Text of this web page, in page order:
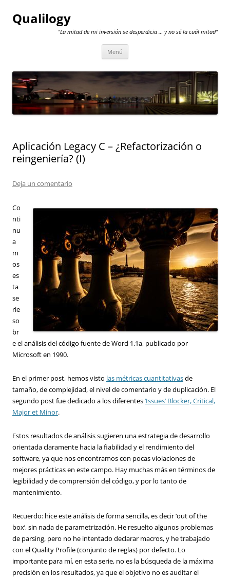
Qualilogy
"La mitad de mi inversión se desperdicia … y no sé la cuál mitad"
Menú
Aplicación Legacy C – ¿Refactorización o
reingeniería? (I)
Deja un comentario
Co
nti
nu
a
m
os
es
ta
se
rie
so
br
e el análisis del código fuente de Word 1.1a, publicado por
Microsoft en 1990.
En el primer post, hemos visto las métricas cuantitativasde
tamaño, de complejidad, el nivel de comentario y de duplicación. El
segundo post fue dedicado a los diferentes‘Issues’ Blocker, Critical,
Major et Minor.
Estos resultados de análisis sugieren una estrategia de desarrollo
orientada claramente hacia la fiabilidad y el rendimiento del
software, ya que nos encontramos con pocas violaciones de
mejores prácticas en este campo. Hay muchas más en términos de
legibilidad y de comprensión del código, y por lo tanto de
mantenimiento.
Recuerdo: hice este análisis de forma sencilla, es decir ‘out of the
box’, sin nada de parametrización. He resuelto algunos problemas
de parsing, pero no he intentado declarar macros, y he trabajado
con el Quality Profile (conjunto de reglas) por defecto. Lo
importante para mí, en esta serie, no es la búsqueda de la máxima
precisión en los resultados, ya que el objetivo no es auditar el